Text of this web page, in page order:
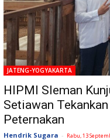
JATENG-YOGYAKARTA
HIPMI Sleman
Setiawan
Peternakan
Hendrik Sugara - Rabu, 13